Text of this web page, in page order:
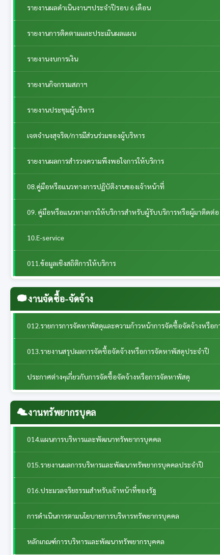
รายงานผลดำเนินงานฯประจำปีรอบ 6 เดือน
รายงานการติดตามและประเมินผลแผน
รายงานงบการเงิน
รายงานกิจกรรมสภาฯ
รายงานประชุมผู้บริหาร
เจตจำนงสุจริต/การมีส่วนร่วมของผู้บริหาร
รายงานผลการสำรวจความพึงพอใจการให้บริการ
08.คู่มือหรือแนวทางการปฏิบัติงานของเจ้าหน้าที่
09. คู่มือหรือแนวทางการให้บริการสำหรับผู้รับบริการหรือผู้มาติดต่อ
10.E-service
011.ข้อมูลเชิงสถิติการให้บริการ
งานจัดซื้อ-จัดจ้าง
012.รายการการจัดหาพัสดุและความก้าวหน้าการจัดซื้อจัดจ้างหรือ
013.รายงานสรุปผลการจัดซื้อจัดจ้างหรือการจัดหาพัสดุประจำปี
ประกาศต่างๆเกี่ยวกับการจัดซื้อจัดจ้างหรือการจัดหาพัสดุ
งานทรัพยากรบุคล
014.แผนการบริหารและพัฒนาทรัพยากรบุคคล
015.รายงานผลการบริหารและพัฒนาทรัพยากรบุคคลประจําปี
016.ประมวลจริยธรรมสำหรับเจ้าหน้าที่ของรัฐ
การดำเนินการตามนโยบายการบริหารทรัพยากรบุคคล
หลักเกณฑ์การบริหารและพัฒนาทรัพยากรบุคคล